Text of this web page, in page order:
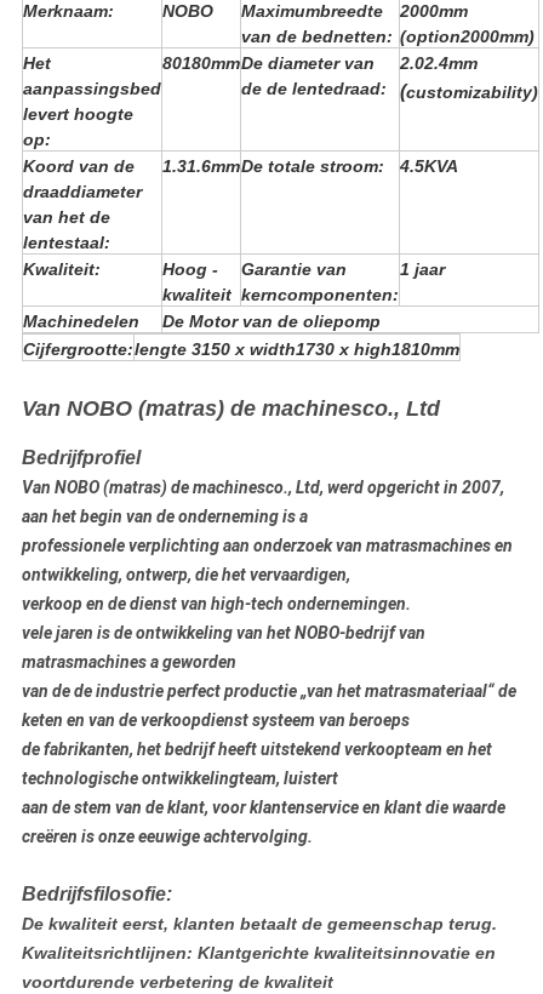
Merknaam:
NOBO
Maximumbreedte
van de bednetten:
2000mm
(option2000mm)
Het
aanpassingsbed
levert hoogte
op:
80180mmDe diameter van
de de lentedraad:
2.02.4mm
(customizability)
Koord van de
draaddiameter
van het de
lentestaal:
1.31.6mmDe totale stroom: 4.5KVA
Kwaliteit:
Hoog -
kwaliteit
Garantie van
kerncomponenten:
1 jaar
Machinedelen
De Motor van de oliepomp
Cijfergrootte:lengte 3150 x width1730 x high1810mm
Van NOBO (matras) de machinesco., Ltd
Bedrijfprofiel
Van NOBO (matras) de machinesco., Ltd, werd opgericht in 2007,
aan het begin van de onderneming is a
professionele verplichting aan onderzoekvan matrasmachinesen
ontwikkeling, ontwerp, die het vervaardigen,
verkoop en de dienst van high-tech ondernemingen.
vele jaren is de ontwikkeling van het NOBO-bedrijf van
matrasmachines a geworden
van de de industrie perfect productie „van het matrasmateriaal“ de
keten en van de verkoopdienst systeem van beroeps
de fabrikanten, het bedrijf heeft uitstekend verkoopteam en het
technologische ontwikkelingteam, luistert
aan de stem van de klant, voor klantenservice en klant die waarde
creëren is onze eeuwige achtervolging.
Bedrijfsfilosofie:
De kwaliteit eerst, klanten betaalt de gemeenschap terug.
Kwaliteitsrichtlijnen: Klantgerichte kwaliteitsinnovatie en
voortdurende verbetering de kwaliteit